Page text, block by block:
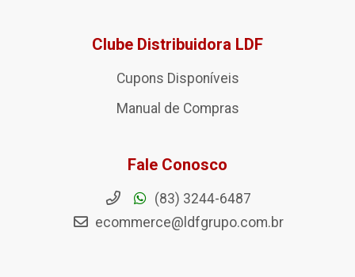
Clube Distribuidora LDF
Cupons Disponíveis
Manual de Compras
Fale Conosco
(83) 3244-6487
ecommerce@ldfgrupo.com.br